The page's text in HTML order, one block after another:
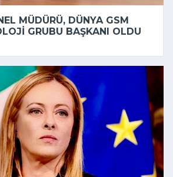
MÜDÜRÜ, DÜNYA GSM
GRUBU BAŞKANI OLDU